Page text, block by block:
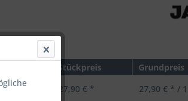
UVP: 39,99 € *
Stückpreis
Grundpreis
bis9 27,90 € * 27,90 € * /